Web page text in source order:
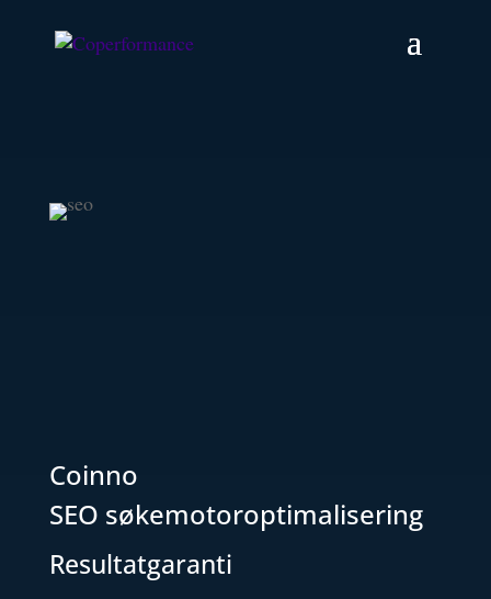
Coinno
SEO søkemotoroptimalisering
Resultatgaranti